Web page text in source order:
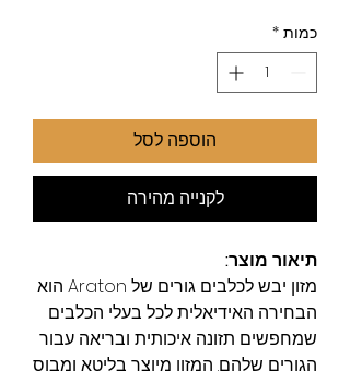
כמות *
הוספה לסל
לקנייה מהירה
תיאור מוצר:
מזון יבש לכלבים גורים של Araton הוא
הבחירה האידיאלית לכל בעלי הכלבים
שמחפשים תזונה איכותית ובריאה עבור
הגורים שלהם. המזון מיוצר בליטא ומבוס